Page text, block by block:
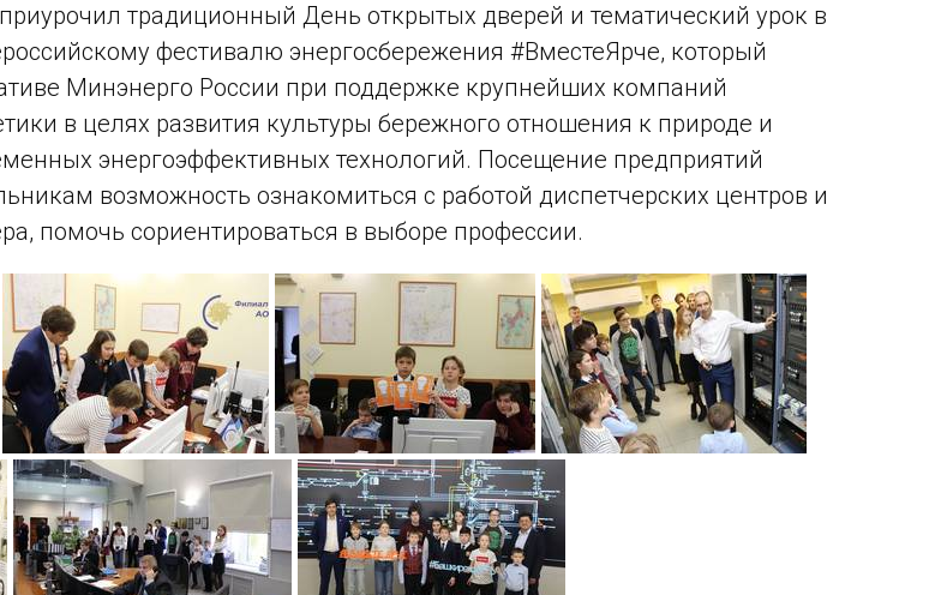
традиционный День открытых дверей и тематический урок в
фестивалю энергосбережения #ВместеЯрче, который
Минэнерго России при поддержке крупнейших компаний
в целях развития культуры бережного отношения к природе и
энергоэффективных технологий. Посещение предприятий
возможность ознакомиться с работой диспетчерских центров и
помочь сориентироваться в выборе профессии.